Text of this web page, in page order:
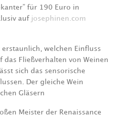
für 190 Euro in
auf josephinen.com
erstaunlich, welchen Einfluss
das Fließverhalten von Weinen
sich das sensorische
Der gleiche Wein
Gläsern
Meister der Renaissance